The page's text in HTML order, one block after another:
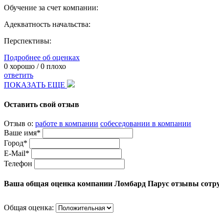
Обучение за счет компании:
Адекватность начальства:
Перспективы:
Подробнее об оценках
0 хорошо /0 плохо
ответить
ПОКАЗАТЬ ЕЩЕ
Оставить свой отзыв
Отзыв о: работе в компании собеседовании в компании
Ваше имя*
Город*
E-Mail*
Телефон
Ваша общая оценка компании Ломбард Парус отзывы
Общая оценка: